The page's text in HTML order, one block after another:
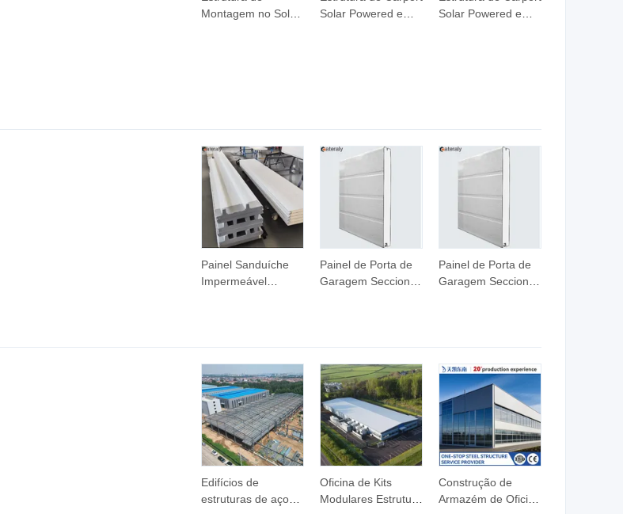
Montagem no Solo
Gramas
Solar Powered em
Solar Powered em
Painel Sanduíche
Impermeável
Garagem Dupla
para Porta de
Garagem
Painel de Porta de
Garagem Seccional
50mm
Painel de Porta de
Garagem Seccional
50mm
Edifícios de
estruturas de aço
Oficina de Kits
Modulares Estrutura
Construção de
Armazém de Oficina